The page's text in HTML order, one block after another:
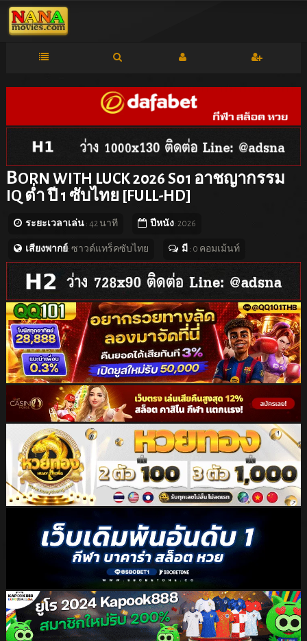
BORN WITH LUCK 2026 S01 อาชญากรรม
IQ ต่ำ ปี 1 ซับไทย [FULL-HD]
ระยะเวลาเล่น: 42 นาที ปีหนัง: 2026
เสียงพากย์: ซาวด์แทร็คซับไทย มี : 0 คอมเม้นท์